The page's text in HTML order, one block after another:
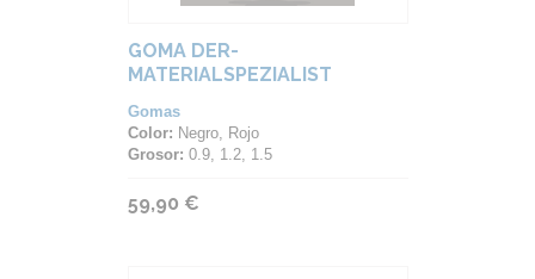
GOMA DER-
MATERIALSPEZIALIST
Gomas
Color: Negro, Rojo
Grosor: 0.9, 1.2, 1.5
59,90 €